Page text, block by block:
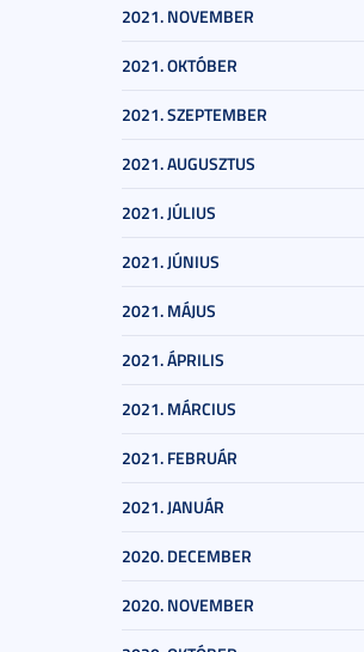
2021. NOVEMBER
2021. OKTÓBER
2021. SZEPTEMBER
2021. AUGUSZTUS
2021. JÚLIUS
2021. JÚNIUS
2021. MÁJUS
2021. ÁPRILIS
2021. MÁRCIUS
2021. FEBRUÁR
2021. JANUÁR
2020. DECEMBER
2020. NOVEMBER